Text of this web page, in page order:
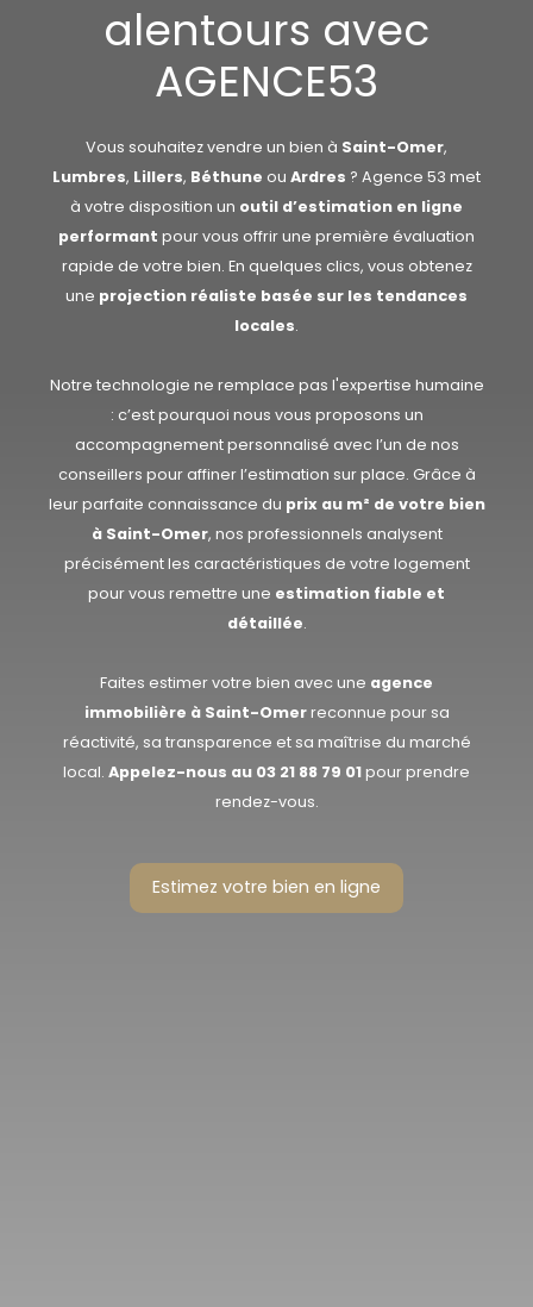
alentours avec
AGENCE53
Vous souhaitez vendre un bien à Saint-Omer,
Lumbres, Lillers, Béthune ou Ardres ? Agence 53 met
à votre disposition un outil d’estimation en ligne
performant pour vous offrir une première évaluation
rapide de votre bien. En quelques clics, vous obtenez
une projection réaliste basée sur les tendances
locales.
Notre technologie ne remplace pas l'expertise humaine
: c’est pourquoi nous vous proposons un
accompagnement personnalisé avec l’un de nos
conseillers pour affiner l’estimation sur place. Grâce à
leur parfaite connaissance du prix au m² de votre bien
à Saint-Omer, nos professionnels analysent
précisément les caractéristiques de votre logement
pour vous remettre une estimation fiable et
détaillée.
Faites estimer votre bien avec une agence
immobilière à Saint-Omerreconnue pour sa
réactivité, sa transparence et sa maîtrise du marché
local. Appelez-nous au 03 21 88 79 01pour prendre
rendez-vous.
Estimez votre bien en ligne